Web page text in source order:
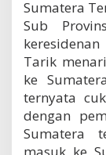
Sumatera
Sub
Tarik
ke
ternyata
dengan
Sumatera